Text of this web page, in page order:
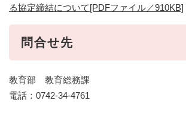
る協定締結について[PDFファイル／910KB]
問合せ先
教育部 教育総務課
電話：0742-34-4761